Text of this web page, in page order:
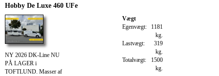
Hobby De Luxe 460 UFe
NY 2026 DK-Line NU
PÅ LAGER i
TOFTLUND. Masser af
Vægt
Egenvægt: 1181
kg.
Lastvægt:
319
kg.
Totalvægt:
1500
kg.